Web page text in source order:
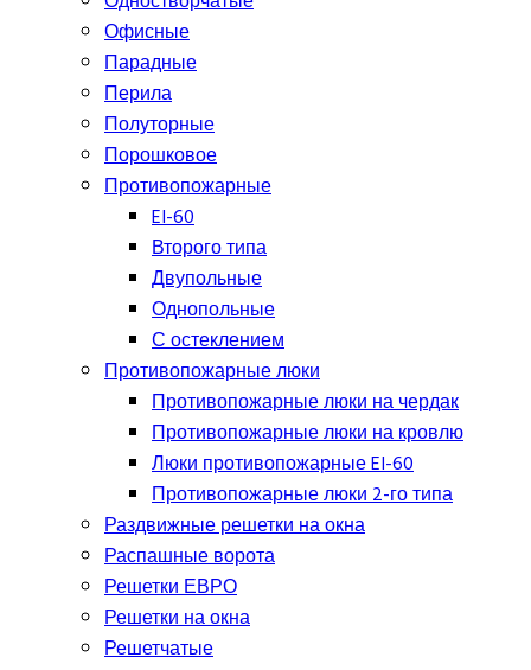
Офисные
Парадные
Перила
Полуторные
Порошковое
Противопожарные
EI-60
Второго типа
Двупольные
Однопольные
С остеклением
Противопожарные люки
Противопожарные люки на чердак
Противопожарные люки на кровлю
Люки противопожарные EI-60
Противопожарные люки 2-го типа
Раздвижные решетки на окна
Распашные ворота
Решетки ЕВРО
Решетки на окна
Решетчатые